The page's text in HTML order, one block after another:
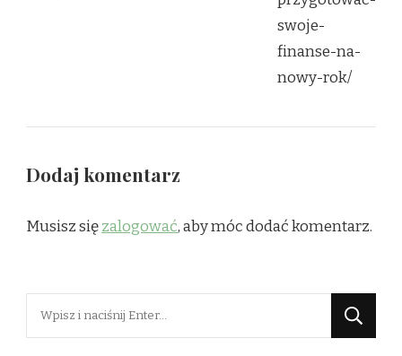
Dodaj komentarz
Musisz sięzalogować, aby móc dodać komentarz.